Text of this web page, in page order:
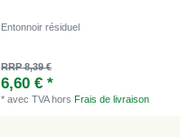
Entonnoir résiduel
RRP 8,39 €
6,60 € *
*avec TVAhorsFrais de livraison